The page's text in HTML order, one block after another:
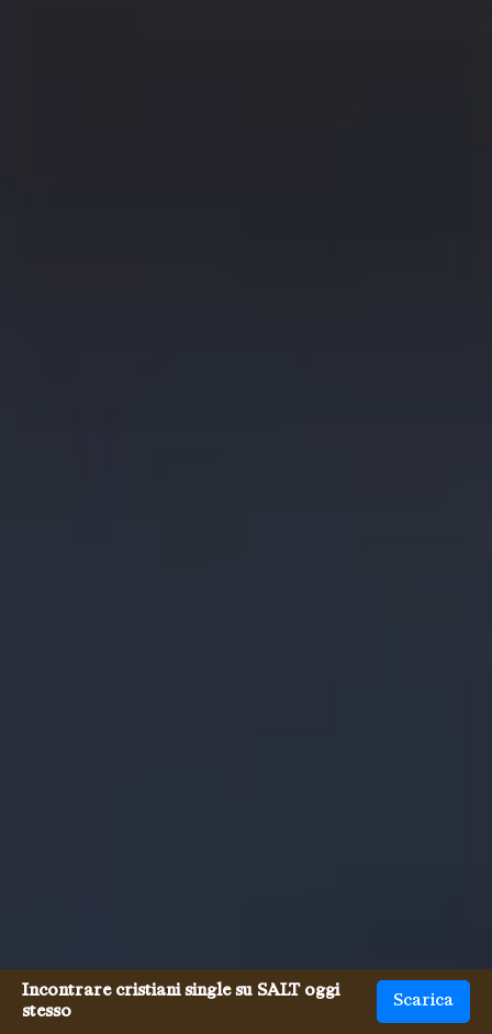
Incontrare cristiani single su SALT oggi
stesso
Scarica